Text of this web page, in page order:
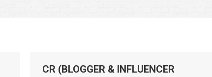
CR (BLOGGER & INFLUENCER